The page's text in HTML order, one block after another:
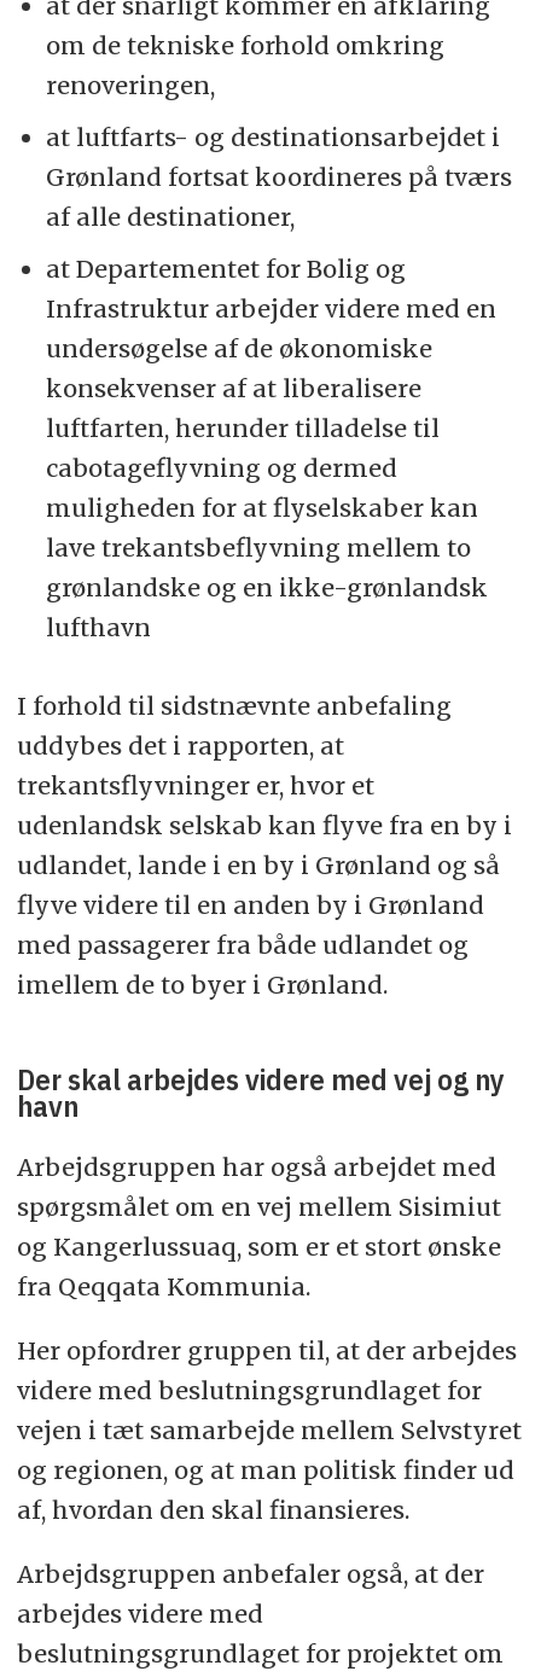
om de tekniske forhold omkring
renoveringen,
at luftfarts- og destinationsarbejdet i
Grønland fortsat koordineres på tværs
af alle destinationer,
at Departementet for Bolig og
Infrastruktur arbejder videre med en
undersøgelse af de økonomiske
konsekvenser af at liberalisere
luftfarten, herunder tilladelse til
cabotageflyvning og dermed
muligheden for at flyselskaber kan
lave trekantsbeflyvning mellem to
grønlandske og en ikke-grønlandsk
lufthavn
I forhold til sidstnævnte anbefaling
uddybes det i rapporten, at
trekantsflyvninger er, hvor et
udenlandsk selskab kan flyve fra en by i
udlandet, lande i en by i Grønland og så
flyve videre til en anden by i Grønland
med passagerer fra både udlandet og
imellem de to byer i Grønland.
Der skal arbejdes videre med vej og ny
havn
Arbejdsgruppen har også arbejdet med
spørgsmålet om en vej mellem Sisimiut
og Kangerlussuaq, som er et stort ønske
fra Qeqqata Kommunia.
Her opfordrer gruppen til, at der arbejdes
videre med beslutningsgrundlaget for
vejen i tæt samarbejde mellem Selvstyret
og regionen, og at man politisk finder ud
af, hvordan den skal finansieres.
Arbejdsgruppen anbefaler også, at der
arbejdes videre med
beslutningsgrundlaget for projektet om